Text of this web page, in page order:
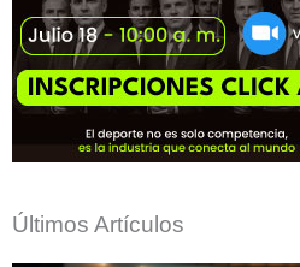
Últimos Artículos